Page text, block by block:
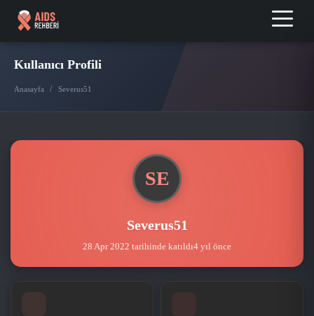
Kullanıcı Profili
Anasayfa / Severus51
SE
Severus51
28 Apr 2022 tarihinde katıldı4 yıl önce